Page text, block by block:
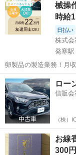
械操
時給
日払い
株式
発寒駅
卵製品の製造業務！月
適作業★20代～50代ま
勤OK＆無料駐車場完備！《北海道
製品の製造業務
北海道 札幌市
ロー
信販会
（株）
お線
300円